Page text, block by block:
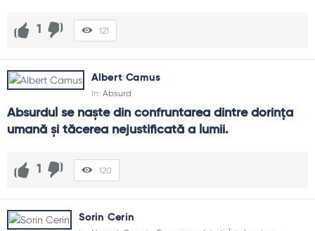
1 121
Albert Camus
In: Absurd
Absurdul se naște din confruntarea dintre dorința
umană și tăcerea nejustificată a lumii.
1 120
Sorin Cerin